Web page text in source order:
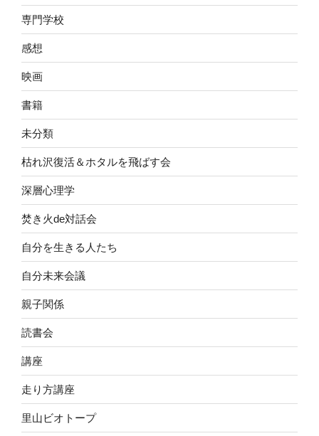
専門学校
感想
映画
書籍
未分類
枯れ沢復活＆ホタルを飛ばす会
深層心理学
焚き火de対話会
自分を生きる人たち
自分未来会議
親子関係
読書会
講座
走り方講座
里山ビオトープ